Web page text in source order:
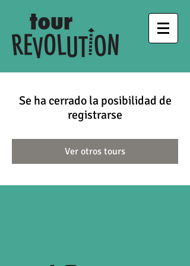
Se ha cerrado la posibilidad de
registrarse
Ver otros tours